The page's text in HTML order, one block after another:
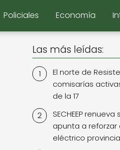
Policiales Economía
Las más leídas:
El norte de
comisarías
de la 17
SECHEEP
apunta a reforzar
eléctrico